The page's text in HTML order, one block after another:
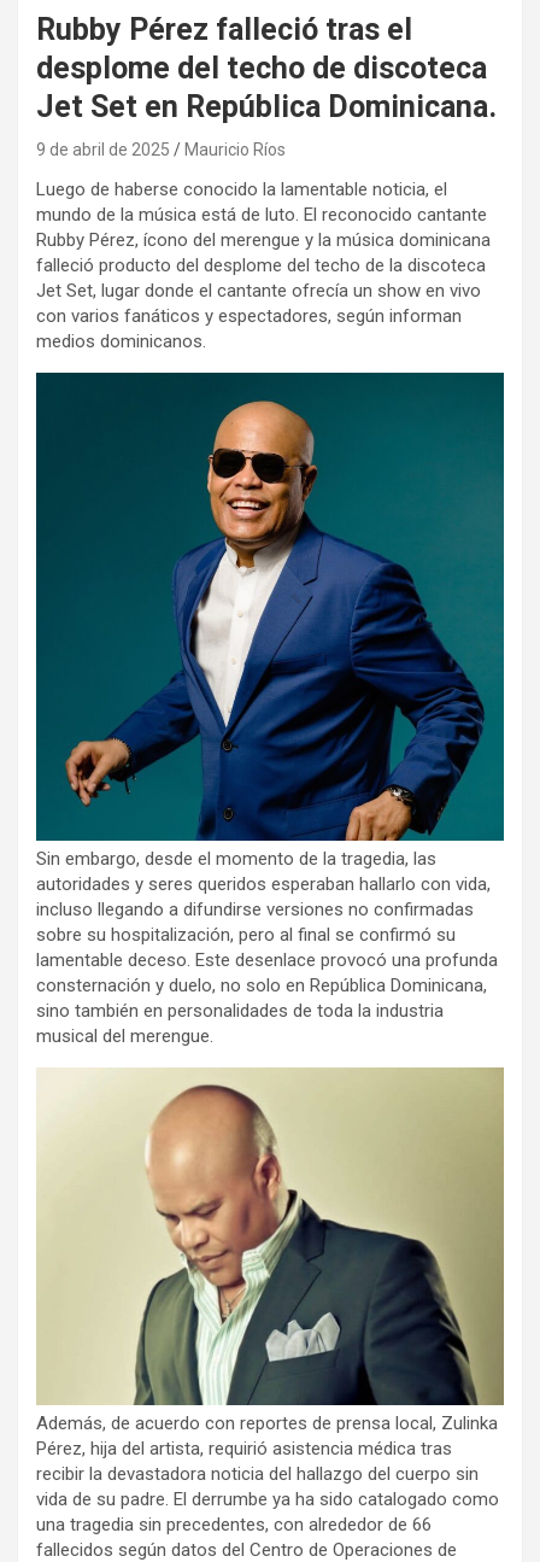
Rubby Pérez falleció tras el
desplome del techo de discoteca
Jet Set en República Dominicana.
9 de abril de 2025 Mauricio Ríos
Luego de haberse conocido la lamentable noticia, el
mundo de la música está de luto. El reconocido cantante
Rubby Pérez, ícono del merengue y la música dominicana
falleció producto del desplome del techo de la discoteca
Jet Set, lugar donde el cantante ofrecía un show en vivo
con varios fanáticos y espectadores, según informan
medios dominicanos.
Sin embargo, desde el momento de la tragedia, las
autoridades y seres queridos esperaban hallarlo con vida,
incluso llegando a difundirse versiones no confirmadas
sobre su hospitalización, pero al final se confirmó su
lamentable deceso. Este desenlace provocó una profunda
consternación y duelo, no solo en República Dominicana,
sino también en personalidades de toda la industria
musical del merengue.
Además, de acuerdo con reportes de prensa local, Zulinka
Pérez, hija del artista, requirió asistencia médica tras
recibir la devastadora noticia del hallazgo del cuerpo sin
vida de su padre. El derrumbe ya ha sido catalogado como
una tragedia sin precedentes, con alrededor de 66
fallecidos según datos del Centro de Operaciones de